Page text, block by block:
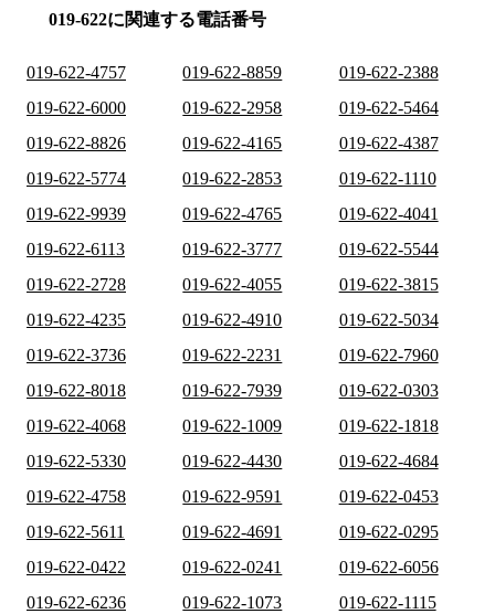
019-622に関連する電話番号
019-622-4757 019-622-8859
019-622-2388
019-622-6000
019-622-2958
019-622-5464
019-622-8826
019-622-4165
019-622-4387
019-622-5774
019-622-2853
019-622-1110
019-622-9939
019-622-4765
019-622-4041
019-622-6113
019-622-3777
019-622-5544
019-622-2728
019-622-4055
019-622-3815
019-622-4235
019-622-4910
019-622-5034
019-622-3736
019-622-2231
019-622-7960
019-622-8018
019-622-7939
019-622-0303
019-622-4068
019-622-1009
019-622-1818
019-622-5330
019-622-4430
019-622-4684
019-622-4758
019-622-9591
019-622-0453
019-622-5611
019-622-4691
019-622-0295
019-622-0422
019-622-0241
019-622-6056
019-622-6236
019-622-1073
019-622-1115